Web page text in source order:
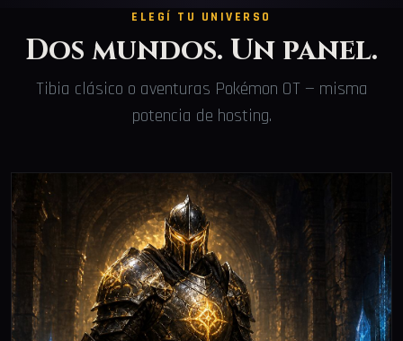
ELEGÍ TU UNIVERSO
Dos mundos. Un panel.
Tibia clásico o aventuras Pokémon OT — misma
potencia de hosting.